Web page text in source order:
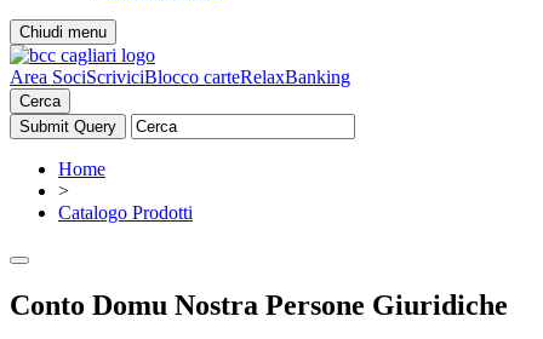
Chiudi menu
Area SociScriviciBlocco carteRelaxBanking
Cerca
Home
>
Catalogo Prodotti
Conto Domu Nostra Persone Giuridiche